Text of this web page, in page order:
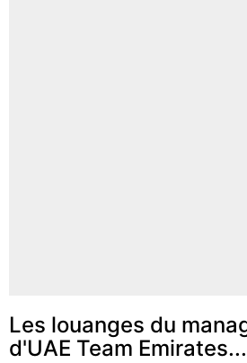
Les louanges du
d'UAE Team Emirates...